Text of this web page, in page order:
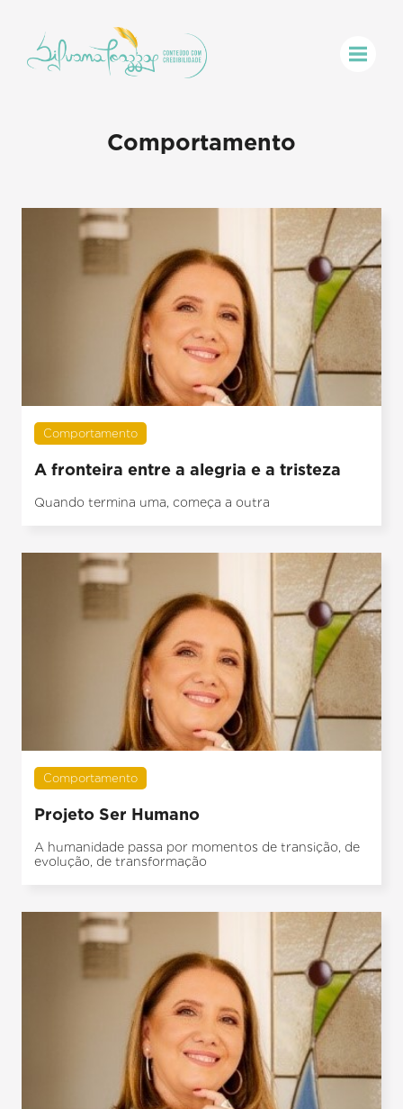
Comportamento
Comportamento
A fronteira entre a alegria e a tristeza
Quando termina uma, começa a outra
Comportamento
Projeto Ser Humano
A humanidade passa por momentos de transição, de
evolução, de transformação